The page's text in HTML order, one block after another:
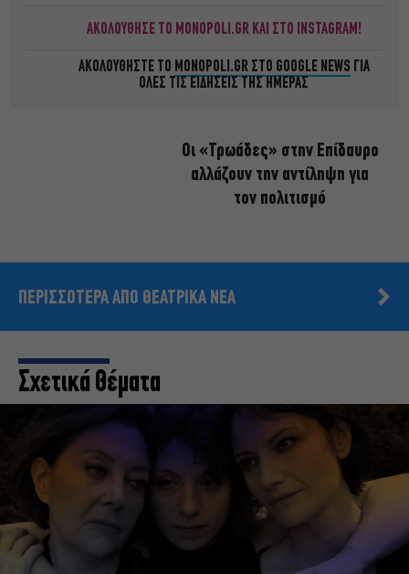
ΑΚΟΛΟΥΘΗΣΕ ΤΟ MONOPOLI.GR ΚΑΙ ΣΤΟ INSTAGRAM!
ΑΚΟΛΟΥΘΗΣΤΕ ΤΟ MONOPOLI.GR ΣΤΟ GOOGLE NEWS ΓΙΑ
ΟΛΕΣ ΤΙΣ ΕΙΔΗΣΕΙΣ ΤΗΣ ΗΜΕΡΑΣ
Οι «Τρωάδες» στην Επίδαυρο
αλλάζουν την αντίληψη για
τον πολιτισμό
ΠΕΡΙΣΣΟΤΕΡΑ ΑΠΟ ΘΕΑΤΡΙΚΑ ΝΕΑ
Σχετικά Θέματα